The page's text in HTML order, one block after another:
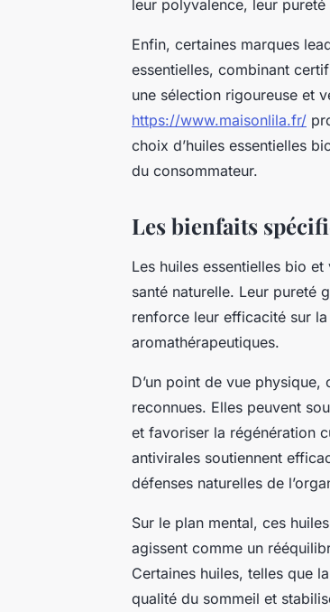
leur polyvalence, leur
Enfin, certaines marques
essentielles, combinant
une sélection rigoureuse et
https://www.maisonlila.fr/
choix d’huiles essentielles
du consommateur.
Les bienfaits
Les huiles essentielles bio
santé naturelle. Leur pureté
renforce leur efficacité sur
aromathérapeutiques.
D’un point de vue
reconnues. Elles peuvent
et favoriser la régénération
antivirales soutiennent
défenses naturelles de
Sur le plan mental, ces
agissent comme un
Certaines huiles, telles que
qualité du sommeil et